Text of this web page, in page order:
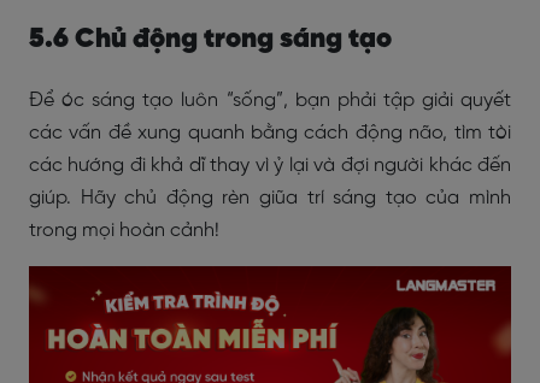
5.6 Chủ động trong sáng tạo
Để óc sáng tạo luôn “sống”, bạn phải tập giải quyết
các vấn đề xung quanh bằng cách động não, tìm tòi
các hướng đi khả dĩ thay vì ỷ lại và đợi người khác đến
giúp. Hãy chủ động rèn giũa trí sáng tạo của mình
trong mọi hoàn cảnh!